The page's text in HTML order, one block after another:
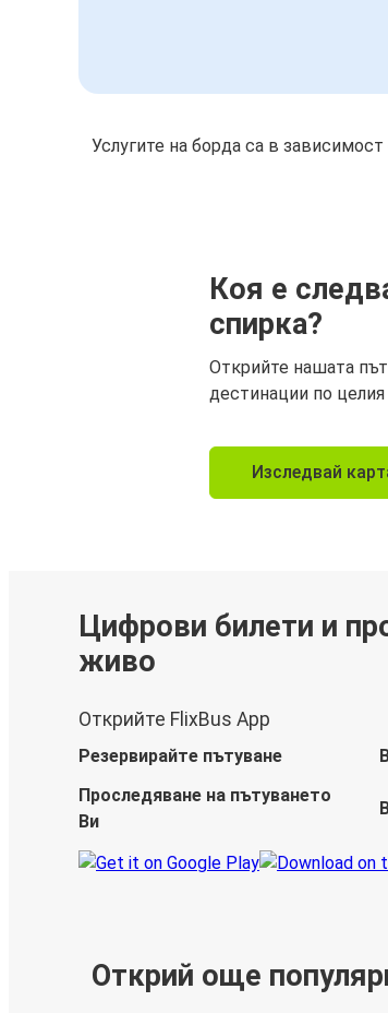
Услугите на борда са в
Коя е
спирка?
Открийте нашата
дестинации по целия
Изследвай
Цифрови билети и
живо
Открийте FlixBus App
Резервирайте пътуване
Проследяване на пътуването
Ви
Открий още